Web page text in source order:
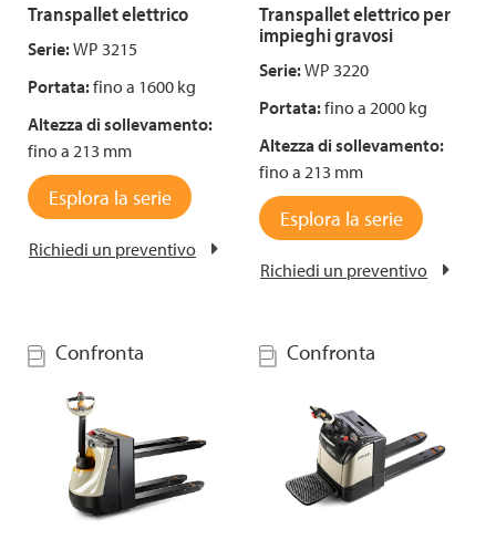
Transpallet elettrico
Serie:WP 3215
Portata:fino a 1600 kg
Altezza di sollevamento:
fino a 213 mm
Esplora la serie
Richiedi un preventivo
Transpallet elettrico per
impieghi gravosi
Serie:WP 3220
Portata:fino a 2000 kg
Altezza di sollevamento:
fino a 213 mm
Esplora la serie
Richiedi un preventivo
Confronta Confronta